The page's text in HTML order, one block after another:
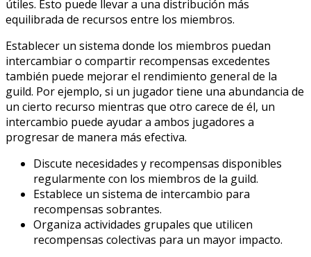
útiles. Esto puede llevar a una distribución más
equilibrada de recursos entre los miembros.
Establecer un sistema donde los miembros puedan
intercambiar o compartir recompensas excedentes
también puede mejorar el rendimiento general de la
guild. Por ejemplo, si un jugador tiene una abundancia de
un cierto recurso mientras que otro carece de él, un
intercambio puede ayudar a ambos jugadores a
progresar de manera más efectiva.
Discute necesidades y recompensas disponibles
regularmente con los miembros de la guild.
Establece un sistema de intercambio para
recompensas sobrantes.
Organiza actividades grupales que utilicen
recompensas colectivas para un mayor impacto.